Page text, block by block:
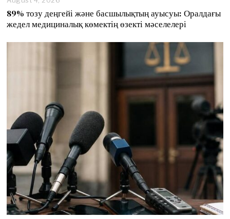
89% тозу деңгейі және басшылықтың ауысуы: Оралдағы
жедел медициналық көмектің өзекті мәселелері